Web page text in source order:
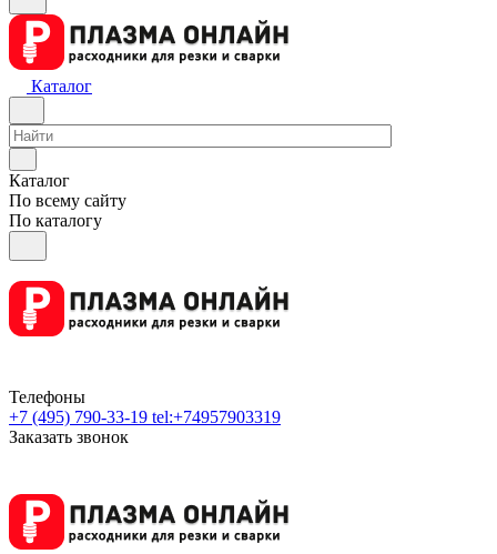
Каталог
Каталог
По всему сайту
По каталогу
Телефоны
+7 (495) 790-33-19 tel:+74957903319
Заказать звонок